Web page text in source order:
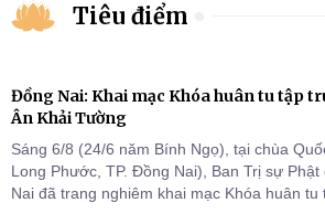
Tiêu điểm
Đồng Nai: Khai mạc Khóa huân tu tập
Ân Khải Tường
Sáng 6/8 (24/6 năm Bính Ngọ), tại chùa
Long Phước, TP. Đồng Nai), Ban Trị sự
Nai đã trang nghiêm khai mạc Khóa huân